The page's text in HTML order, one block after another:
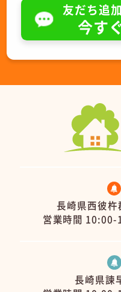
友だち追
今す
長崎県西彼
営業時間
長崎県諫